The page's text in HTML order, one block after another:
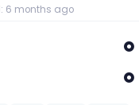
6 months ago